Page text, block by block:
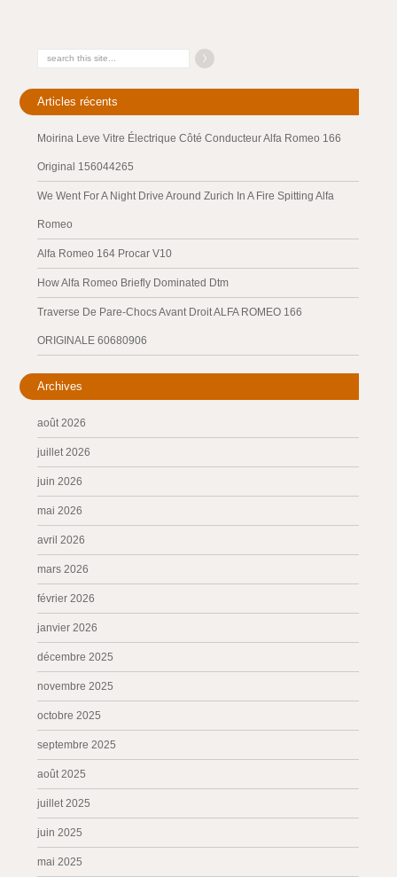
Articles récents
Moirina Leve Vitre Électrique Côté Conducteur Alfa Romeo 166
Original 156044265
We Went For A Night Drive Around Zurich In A Fire Spitting Alfa
Romeo
Alfa Romeo 164 Procar V10
How Alfa Romeo Briefly Dominated Dtm
Traverse De Pare-Chocs Avant Droit ALFA ROMEO 166
ORIGINALE 60680906
Archives
août 2026
juillet 2026
juin 2026
mai 2026
avril 2026
mars 2026
février 2026
janvier 2026
décembre 2025
novembre 2025
octobre 2025
septembre 2025
août 2025
juillet 2025
juin 2025
mai 2025